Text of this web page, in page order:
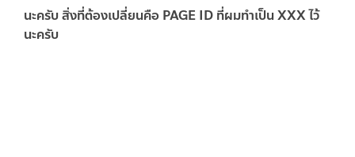
นะครับ สิ่งที่ต้องเปลี่ยนคือ PAGE ID ที่ผมทำเป็นXXXไว้
นะครับ